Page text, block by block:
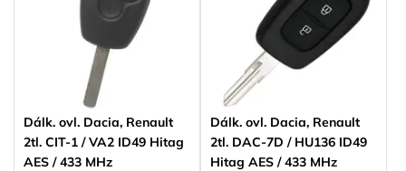
SMART, SUBARU, SUZUKI,
TOYOTA, VOKSWAGEN,
SMART, SUBARU, SUZUKI,
TOYOTA, VOKSWAGEN,
YAMAHA
Dálk. ovl. Dacia, Renault
2tl. CIT-1 / VA2 ID49 Hitag
AES / 433 MHz
Dálk. ovl. Dacia, Renault
2tl. DAC-7D / HU136 ID49
Hitag AES / 433 MHz